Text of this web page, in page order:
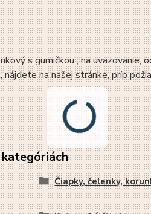
s gumičkou , na
na našej stránke, príp
Čiapky, čelenky,